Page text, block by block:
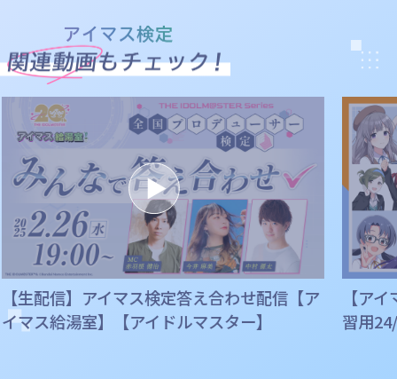
【生配信】アイマス検定答え合わせ配信【ア
イマス給湯室】【アイドルマスター】
【ア
習用
アイドルマスター ヒストリー
アイドルマスターチャンネル
下記再生リストから出題
アイドルマスター
アイドルマスター シンデレラガールズ
アイドルマスター ミリオンライブ！
アイドルマスター SideM
アイドルマスター シャイニーカラーズ
学園アイドルマスター
アイドル紹介
アイドルマスター ヒストリー
アイドルマスターチャンネル
下記再生リストから出題
アイドルマスター
アイドルマスター シンデレラガールズ
アイドルマスター ミリオンライブ！
アイドルマスター SideM
アイドルマスター シャイニーカラーズ
学園アイドルマスター
アイドル紹介